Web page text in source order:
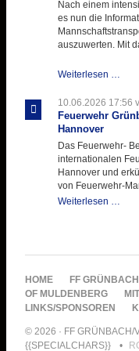
Nach einem
es nun die
auszuwerten. Mit
Weiterlesen …
aus
10.06.2026 17:56
Feuerwehr
Hannover
Das Feuerwehr-
internationalen
Hannover und
von Feuerwehr-
Weiterlesen …
in
NAVIGATION
ÜBERSPRINGEN
HOME FF GRÜNBACH
OF MULDENBERG
LINKS/SPONSOREN
© 2026 · FF GRÜNBACH/
{{SPECIALCHARS}}